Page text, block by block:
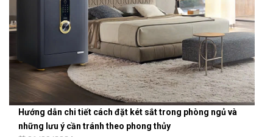
Hướng dẫn chi tiết cách đặt két sắt trong phòng ngủ và
những lưu ý cần tránh theo phong thủy